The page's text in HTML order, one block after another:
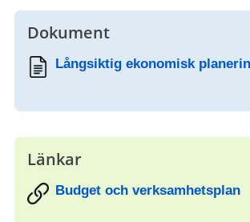
Dokument
Långsiktig ekonomisk
Länkar
Budget och verksamhetsplan